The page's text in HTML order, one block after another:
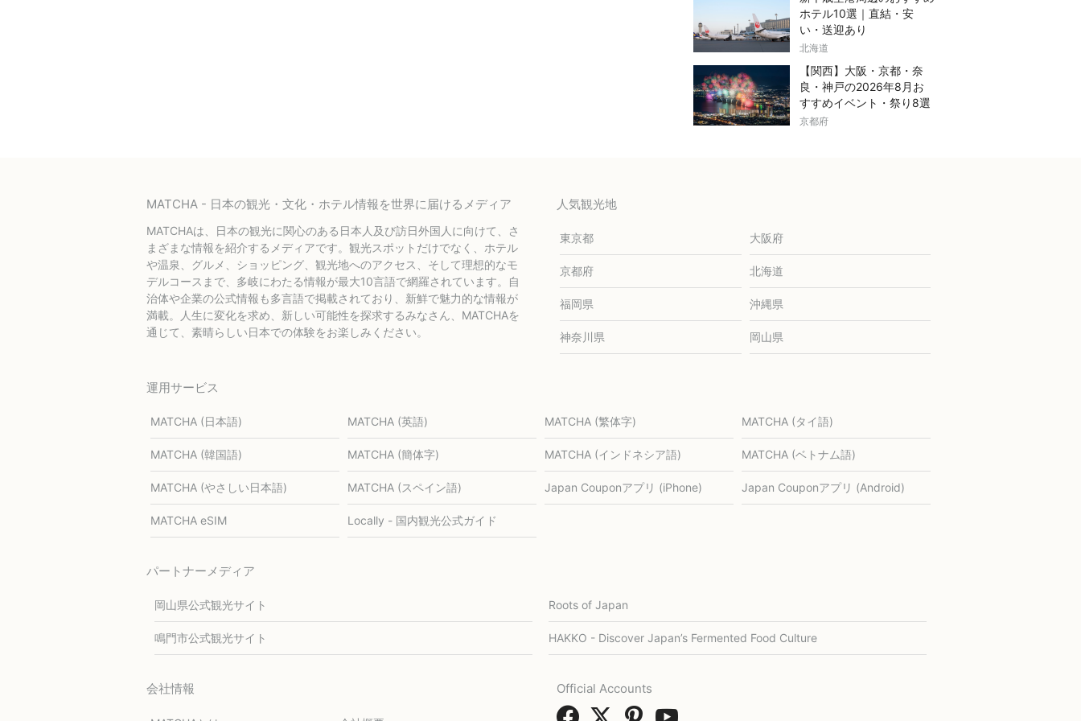
ホテル10選｜直結・安
い・送迎あり
北海道
【関西】大阪・京都・奈
良・神戸の2026年8月お
すすめイベント・祭り8選
京都府
MATCHA - 日本の観光・文化・ホテル情報を世界に届けるメディア
MATCHAは、日本の観光に関心のある日本人及び訪日外国人に向けて、さ
まざまな情報を紹介するメディアです。観光スポットだけでなく、ホテル
や温泉、グルメ、ショッピング、観光地へのアクセス、そして理想的なモ
デルコースまで、多岐にわたる情報が最大10言語で網羅されています。自
治体や企業の公式情報も多言語で掲載されており、新鮮で魅力的な情報が
満載。人生に変化を求め、新しい可能性を探求するみなさん、MATCHAを
通じて、素晴らしい日本での体験をお楽しみください。
人気観光地
東京都 大阪府
京都府 北海道
福岡県 沖縄県
神奈川県 岡山県
運用サービス
MATCHA (日本語) MATCHA (英語) MATCHA (繁体字) MATCHA (タイ語)
MATCHA (韓国語) MATCHA (簡体字) MATCHA (インドネシア語) MATCHA (ベトナム語)
MATCHA (やさしい日本語) MATCHA (スペイン語) Japan Couponアプリ (iPhone) Japan Couponアプリ (Android)
MATCHA eSIM Locally - 国内観光公式ガイド
パートナーメディア
岡山県公式観光サイト Roots of Japan
鳴門市公式観光サイト HAKKO - Discover Japan’s Fermented Food Culture
会社情報 Official Accounts